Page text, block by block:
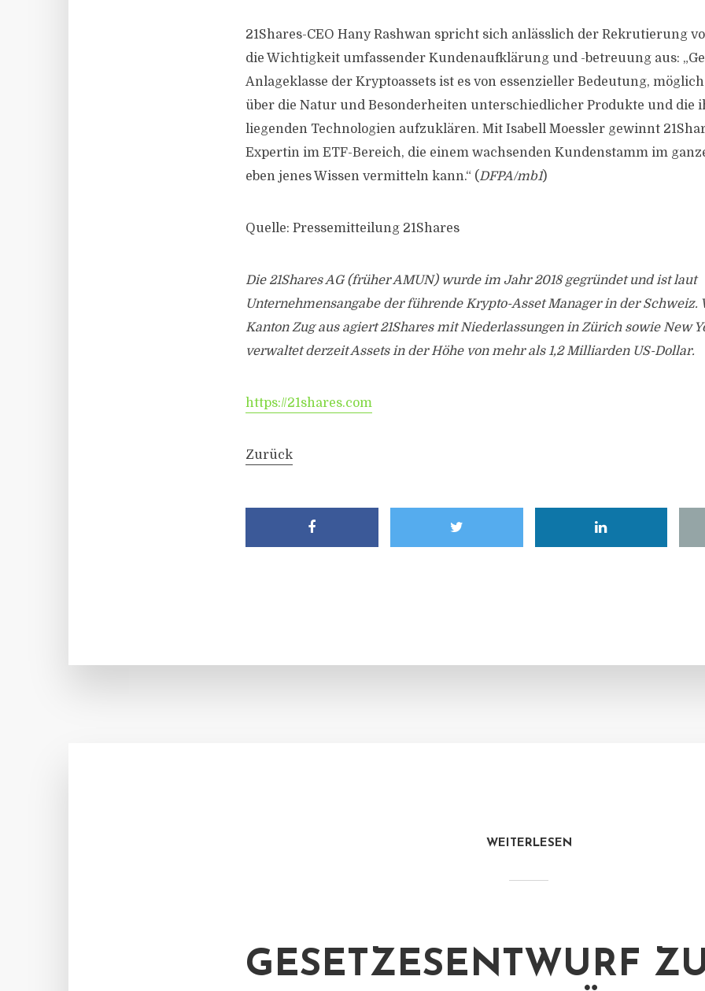
21Shares-CEO Hany Rashwan spricht sich anlässlich der Rekrutierung
die Wichtigkeit umfassender Kundenaufklärung und -betreuung aus:
Anlageklasse der Kryptoassets ist es von essenzieller Bedeutung,
über die Natur und Besonderheiten unterschiedlicher Produkte und die
liegenden Technologien aufzuklären. Mit Isabell Moessler gewinnt
Expertin im ETF-Bereich, die einem wachsenden Kundenstamm im
eben jenes Wissen vermitteln kann.“ (DFPA/mb1)
Quelle: Pressemitteilung 21Shares
Die 21Shares AG (früher AMUN) wurde im Jahr 2018 gegründet und ist laut
Unternehmensangabe der führende Krypto-Asset Manager in der Schweiz.
Kanton Zug aus agiert 21Shares mit Niederlassungen in Zürich sowie New
verwaltet derzeit Assets in der Höhe von mehr als 1,2 Milliarden US-Dollar.
https://21shares.com
Zurück
WEITERLESEN
GESETZESENTWURF